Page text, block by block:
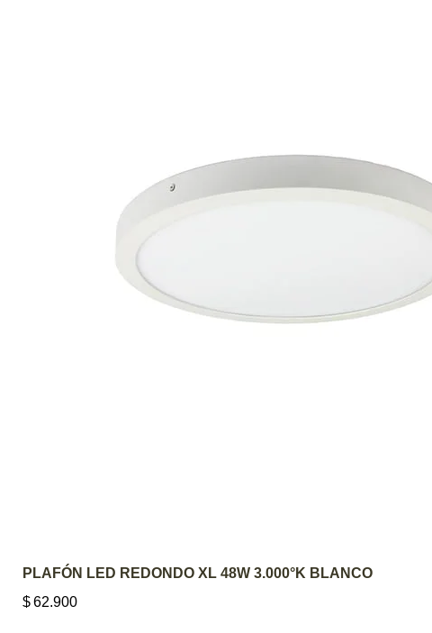
AGREGAR AL CARRITO
PLAFÓN LED REDONDO XL 48W 3.000°K BLANCO
$62.900